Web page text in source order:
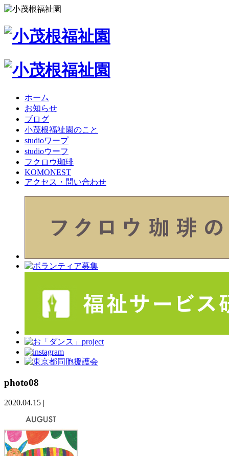
ホーム
お知らせ
ブログ
小茂根福祉園のこと
studioワープ
studioウーフ
フクロウ珈琲
KOMONEST
アクセス・問い合わせ
photo08
2020.04.15 |